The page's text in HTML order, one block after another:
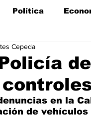
Política
Educación e
de la guerra
Cepeda
en la
de vehículos